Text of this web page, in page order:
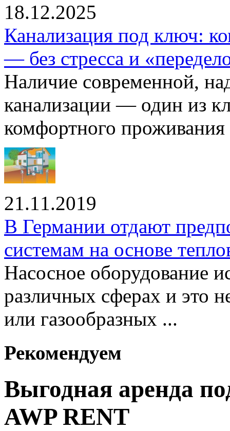
18.12.2025
Канализация под ключ:
— без стресса и
Наличие современной,
канализации — один из
комфортного проживания
21.11.2019
В Германии отдают
системам на основе
Насосное оборудование
различных сферах и это
или газообразных ...
Рекомендуем
Выгодная аренда
AWP RENT